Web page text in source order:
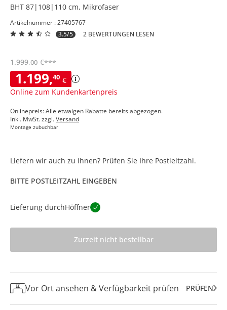
BHT 87|108|110 cm, Mikrofaser
Artikelnummer : 27405767
3.5/5
2 BEWERTUNGEN LESEN
1.199,40 €
Online zum Kundenkartenpreis
1.999,00 €***
Onlinepreis: Alle etwaigen Rabatte bereits abgezogen.
Inkl. MwSt. zzgl.Versand
Montage zubuchbar
Liefern wir auch zu Ihnen? Prüfen Sie Ihre Postleitzahl.
BITTE POSTLEITZAHL EINGEBEN
Lieferung durchHöffner
Zurzeit nicht bestellbar
Vor Ort ansehen & Verfügbarkeit prüfen PRÜFEN